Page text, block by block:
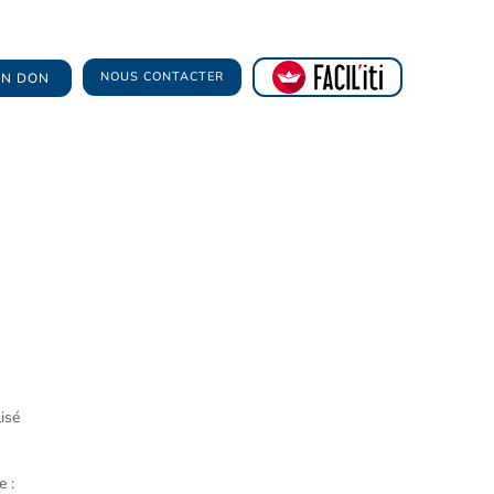
DON NOUS CONTACTER
: